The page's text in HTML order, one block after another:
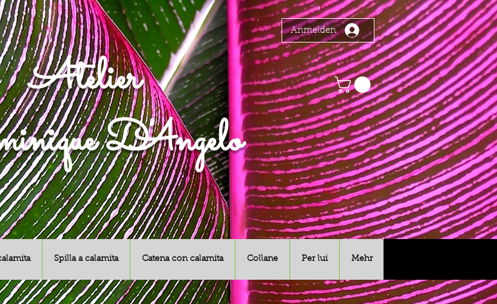
Anmelden
Atelier
D'Angelo
Spilla a calamita Catena con calamita Collane Per lui Mehr